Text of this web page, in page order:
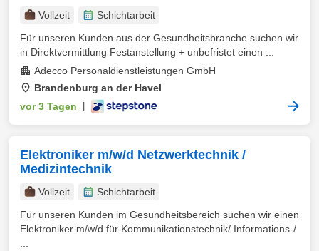
Vollzeit
Schichtarbeit
Für unseren Kunden aus der Gesundheitsbranche suchen wir
in Direktvermittlung Festanstellung + unbefristet einen ...
Adecco Personaldienstleistungen GmbH
Brandenburg an der Havel
vor 3 Tagen
Elektroniker m/w/d Netzwerktechnik /
Medizintechnik
Vollzeit
Schichtarbeit
Für unseren Kunden im Gesundheitsbereich suchen wir einen
Elektroniker m/w/d für Kommunikationstechnik/ Informations-/